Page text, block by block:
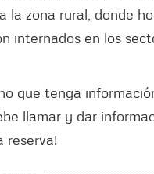
la zona rural, donde
internados en los
que tenga
llamar y dar
reserva!